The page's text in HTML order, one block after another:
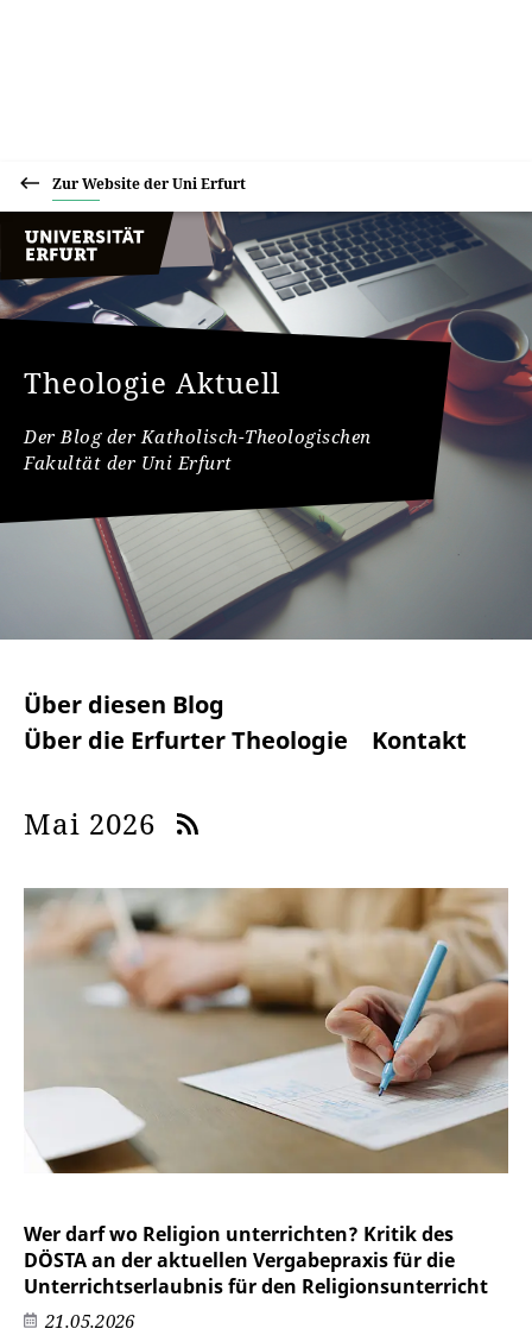
Zur Website der Uni Erfurt
Theologie Aktuell
Der Blog der Katholisch-Theologischen
Fakultät der Uni Erfurt
Über diesen Blog
Über die Erfurter Theologie
Kontakt
Mai 2026
Wer darf wo Religion unterrichten? Kritik des
DÖSTA an der aktuellen Vergabepraxis für die
Unterrichtserlaubnis für den Religionsunterricht
21.05.2026